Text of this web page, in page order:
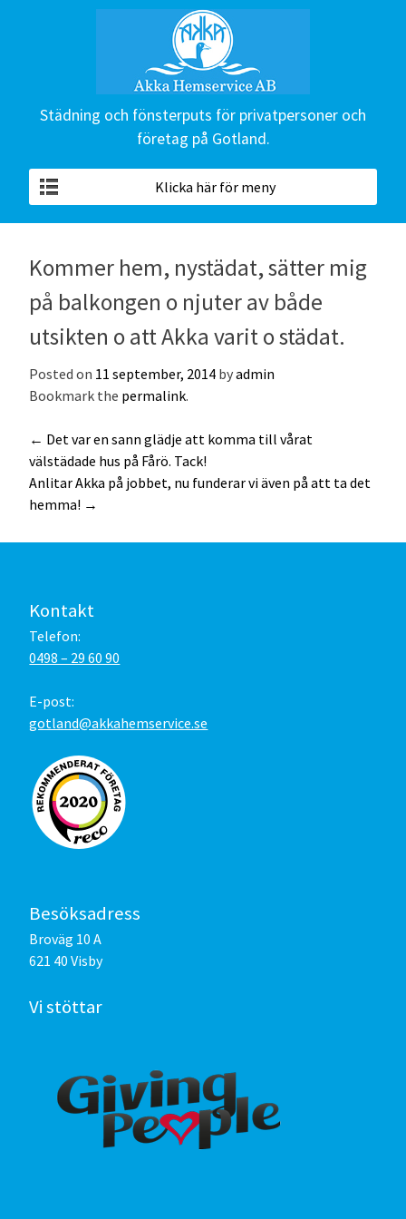
Städning och fönsterputs för privatpersoner och
företag på Gotland.
Klicka här för meny
Kommer hem, nystädat, sätter mig
på balkongen o njuter av både
utsikten o att Akka varit o städat.
Posted on 11 september, 2014 byadmin
Bookmark the permalink.
Post
navigation
← Det var en sann glädje att komma till vårat
välstädade hus på Fårö. Tack!
Anlitar Akka på jobbet, nu funderar vi även på att ta det
hemma! →
Kontakt
Telefon:
0498 – 29 60 90
E-post:
gotland@akkahemservice.se
Besöksadress
Broväg 10 A
621 40 Visby
Vi stöttar